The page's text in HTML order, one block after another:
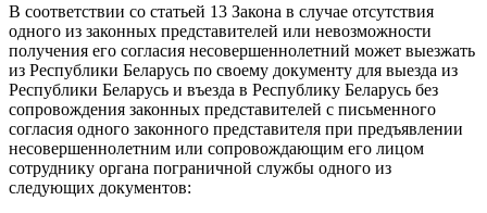
В соответствии со статьей 13 Закона в случае отсутствия
одного из законных представителей или невозможности
получения его согласия несовершеннолетний может выезжать
из Республики Беларусь по своему документу для выезда из
Республики Беларусь и въезда в Республику Беларусь без
сопровождения законных представителей с письменного
согласия одного законного представителя при предъявлении
несовершеннолетним или сопровождающим его лицом
сотруднику органа пограничной службы одного из
следующих документов: